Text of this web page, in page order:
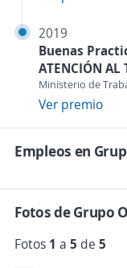
2019
Buenas
ATENCIÓN AL
Ministerio de
Ver premio
Empleos en
Fotos de Grupo
Fotos 1 a 5 de 5